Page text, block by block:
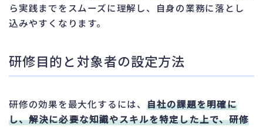
ら実践までをスムーズに理解し、自身の業務に落とし
込みやすくなります。
研修目的と対象者の設定方法
研修の効果を最大化するには、 自社の課題を明確に
し、解決に必要な知識やスキルを特定した上で、研修